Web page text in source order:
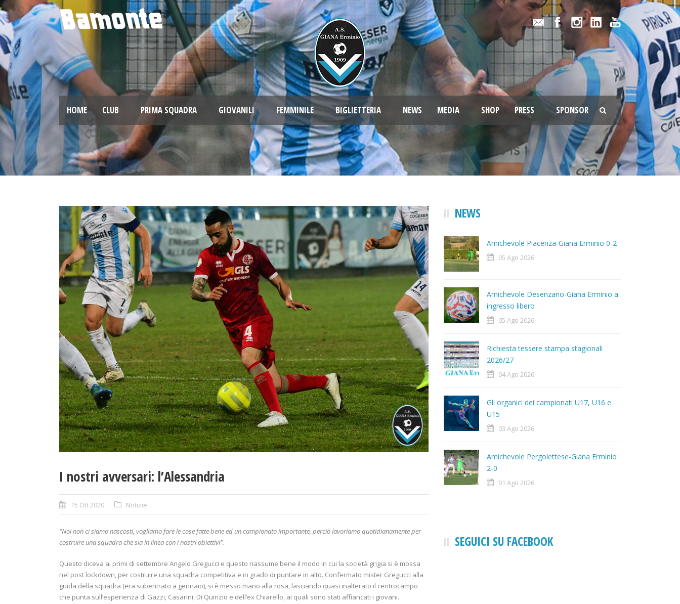
HOME CLUB PRIMA SQUADRA GIOVANILI FEMMINILE BIGLIETTERIA NEWS MEDIA SHOP PRESS SPONSOR
I nostri avversari: l’Alessandria
15 Ott 2020 Notizie
“Noi non ci siamo nascosti, vogliamo fare le cose fatte bene ed un campionato importante, perciò lavoriamo quotidianamente per
costruire una squadra che sia in linea con i nostri obiettivi”.
Questo diceva ai primi di settembre Angelo Gregucci e questo riassume bene il modo in cui la società grigia si è mossa
nel post lockdown, per costruire una squadra competitiva e in grado di puntare in alto. Confermato mister Gregucci alla
guida della squadra (era subentrato a gennaio), si è messo mano alla rosa, lasciando quasi inalterato il centrocampo
che punta sull’esperienza di Gazzi, Casarini, Di Quinzio e dell’ex Chiarello, ai quali sono stati affiancati i giovani.
NEWS
Amichevole Piacenza-Giana Erminio 0-2
05 Ago 2026
Amichevole Desenzano-Giana Erminio a
ingresso libero
05 Ago 2026
Richiesta tessere stampa stagionali
2026/27
04 Ago 2026
Gli organici dei campionati U17, U16 e
U15
03 Ago 2026
Amichevole Pergolettese-Giana Erminio
2-0
01 Ago 2026
SEGUICI SU FACEBOOK